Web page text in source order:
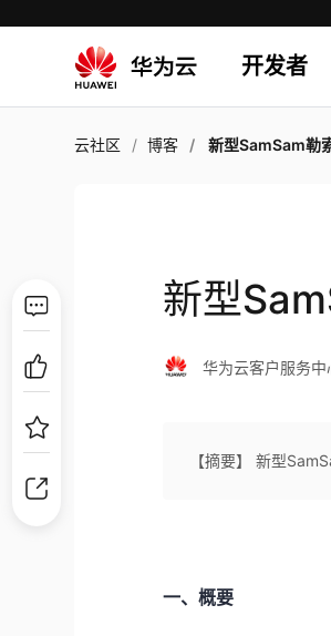
开发者
云社区 博客 新型SamSam勒
新型
华为云客户服务中
【摘要】 新型
一、概要